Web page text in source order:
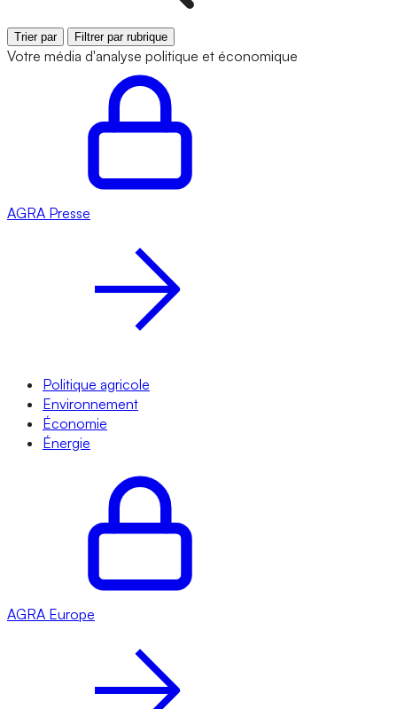
Trier par Filtrer par rubrique
Votre média d'analyse politique et économique
AGRA Presse
Politique agricole
Environnement
Économie
Énergie
AGRA Europe